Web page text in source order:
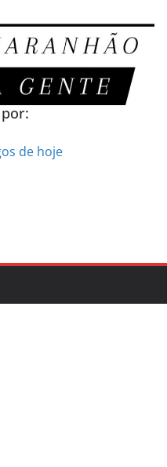
de hoje